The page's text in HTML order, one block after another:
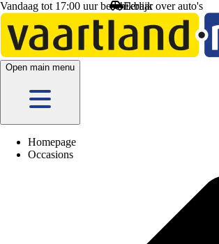
Vandaag tot 17:00 uur beschikbaar
Open main menu
Homepage
Occasions